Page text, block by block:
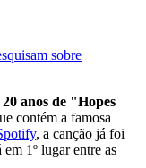
sobre
20 anos de "Hopes
contém a famosa
, a canção já foi
1º lugar entre as